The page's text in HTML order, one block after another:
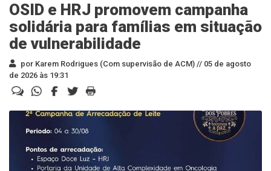
OSID e HRJ promovem campanha
solidária para famílias em situação
de vulnerabilidade
por Karem Rodrigues (Com supervisão de ACM) // 05 de agosto
de 2026 às 19:31